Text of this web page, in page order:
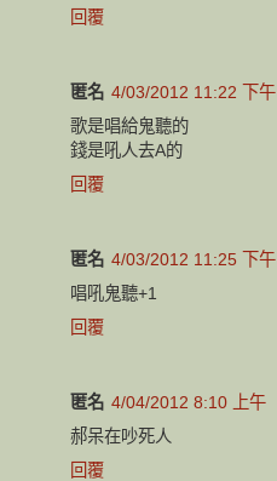
回覆
匿名 4/03/2012 11:22 下午
歌是唱給鬼聽的
錢是吼人去A的
回覆
匿名 4/03/2012 11:25 下午
唱吼鬼聽+1
回覆
匿名 4/04/2012 8:10 上午
郝呆在吵死人
回覆